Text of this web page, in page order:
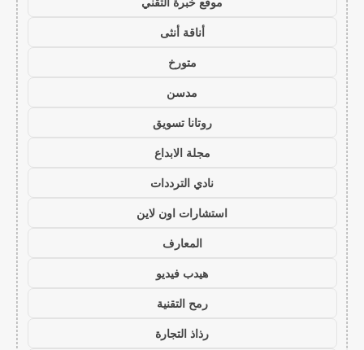
أناقة أنثى
متورخ
مدسن
روتانا تسويق
مجلة الابداع
نادي الترددات
استشارات اون لاين
المعارف
هيدب فيديو
رمح التقنية
رذاذ التجارة